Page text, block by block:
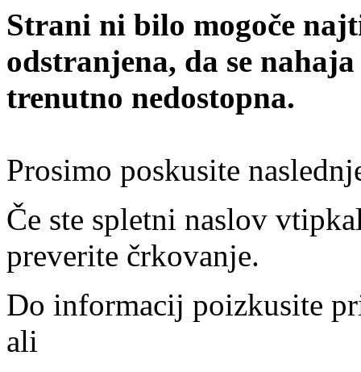
Strani ni bilo mogoče
odstranjena, da se
trenutno nedostopna.
Prosimo poskusite
Če ste spletni naslov
preverite črkovanje.
Do informacij poizkusite
ali